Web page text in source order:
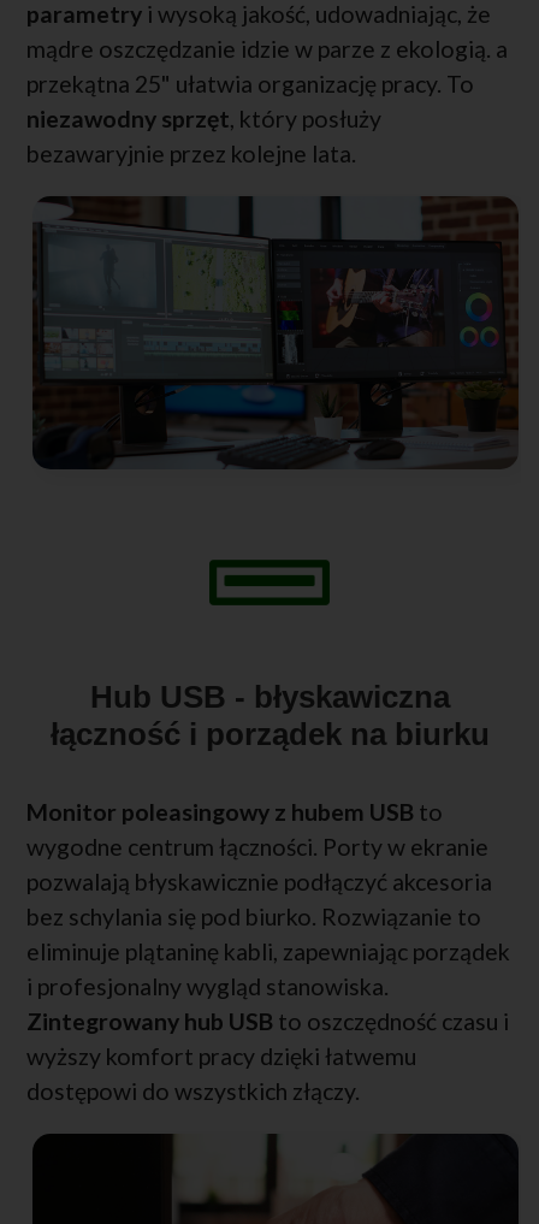
parametry i wysoką jakość, udowadniając, że
mądre oszczędzanie idzie w parze z ekologią. a
przekątna 25" ułatwia organizację pracy. To
niezawodny sprzęt , który posłuży
bezawaryjnie przez kolejne lata.
Hub USB - błyskawiczna
łączność i porządek na biurku
Monitor poleasingowy z hubem USB to
wygodne centrum łączności. Porty w ekranie
pozwalają błyskawicznie podłączyć akcesoria
bez schylania się pod biurko. Rozwiązanie to
eliminuje plątaninę kabli, zapewniając porządek
i profesjonalny wygląd stanowiska.
Zintegrowany hub USB to oszczędność czasu i
wyższy komfort pracy dzięki łatwemu
dostępowi do wszystkich złączy.